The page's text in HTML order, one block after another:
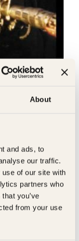
About
and ads, to
our traffic.
of our site with
partners who
you’ve
from your use